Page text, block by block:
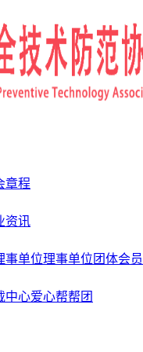
章程
资讯
事单位理事单位 团体会员
中心爱心帮帮团